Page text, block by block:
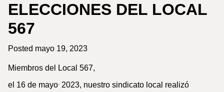
ELECCIONES DEL LOCAL
567
Posted mayo 19, 2023
Miembros del Local 567,
el 16 de mayo. 2023, nuestro sindicato local realizó